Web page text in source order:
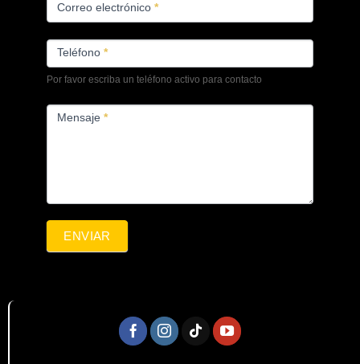
Correo electrónico*
Teléfono*
Por favor escriba un teléfono activo para contacto
Mensaje*
ENVIAR